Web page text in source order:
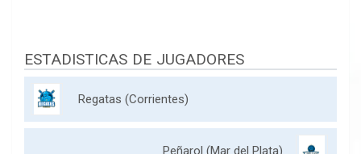
ESTADISTICAS DE JUGADORES
Regatas (Corrientes)
Peñarol (Mar del Plata)